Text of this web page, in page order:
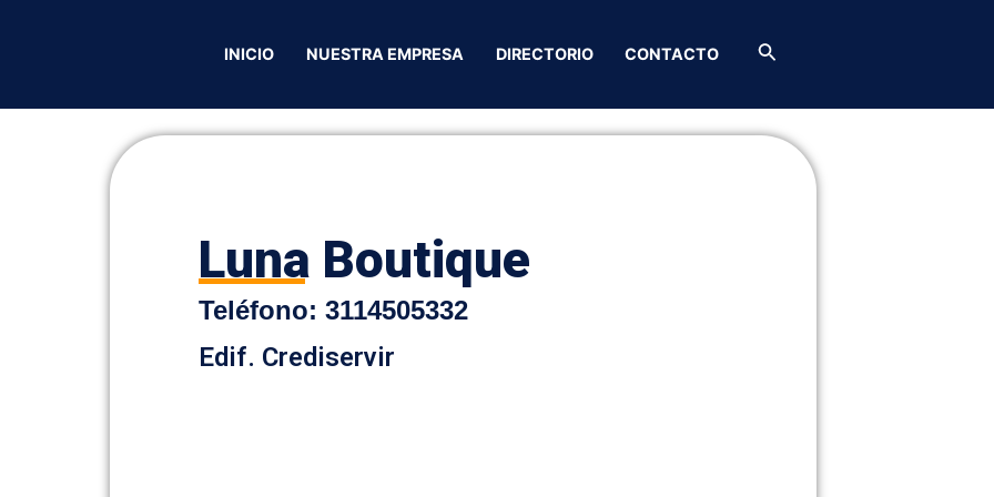
INICIO NUESTRA EMPRESA DIRECTORIO CONTACTO Buscar
Luna Boutique
Teléfono: 3114505332
Edif. Crediservir